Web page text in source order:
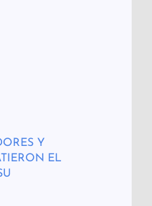
Y
EL